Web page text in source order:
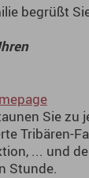
begrüßt
Sie zu
Tribären-
... und
Stunde.